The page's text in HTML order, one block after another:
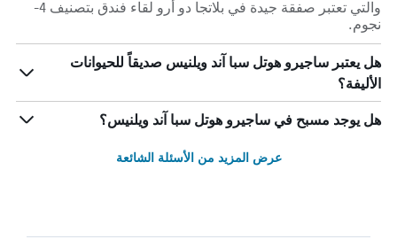
والتي تعتبر صفقة جيدة في بلاتجا دو أرو لقاء فندق بتصنيف 4-
نجوم.
هل يعتبر ساجيرو هوتل سبا آند ويلنيس صديقاً للحيوانات
الأليفة؟
هل يوجد مسبح في ساجيرو هوتل سبا آند ويلنيس؟
عرض المزيد من الأسئلة الشائعة